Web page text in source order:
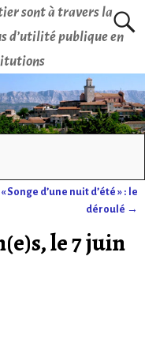
sont à travers la
d’utilité publique en
« Songe d’une nuit d’été » : le
déroulé →
le 7 juin